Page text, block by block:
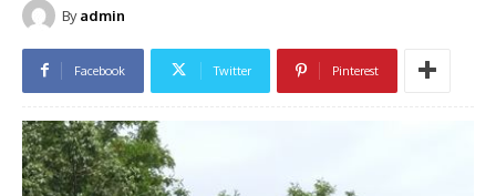
By admin
Facebook Twitter Pinterest